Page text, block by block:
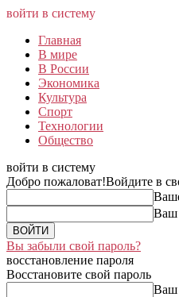
войти в систему
Главная
В мире
В России
Экономика
Культура
Спорт
Технологии
Общество
войти в систему
Добро пожаловат!Войдите в
Ваш
Вы забыли свой пароль?
восстановление пароля
Восстановите свой пароль
Ваш